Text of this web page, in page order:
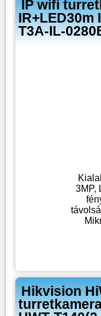
IP wifi
IR+LED30m
T3A-IL-
3MP,
Hikvision